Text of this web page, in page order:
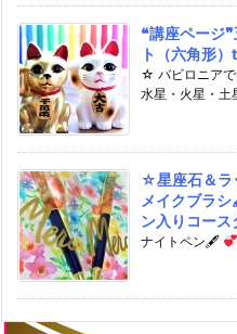
❝講座ページ
ト（六角形
☆ バビロニアで
水星・火星・
☆星座石＆ラ
メイクブラ
ン入りコース
ナイトペン🖋